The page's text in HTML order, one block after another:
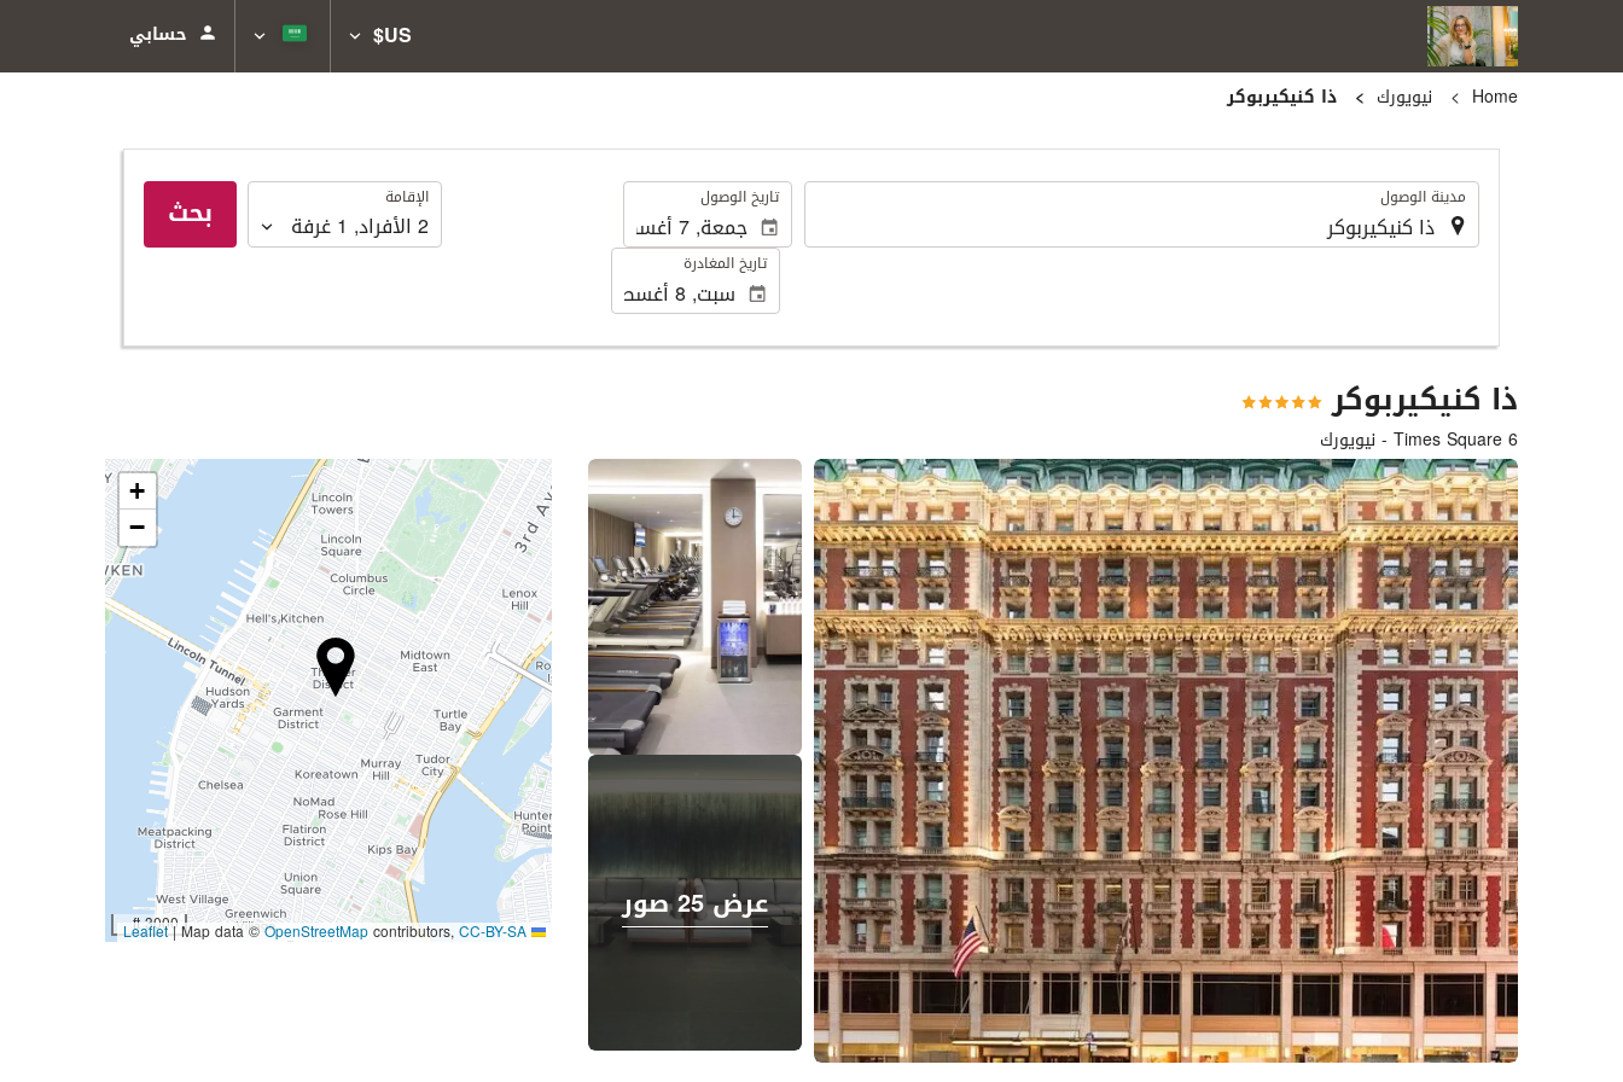
US$
حسابي
Home
نيويورك ذا كنيكيربوكر
. مدينة الوصول . تاريخ الوصول
تاريخ المغادرة
الإقامة
الإقامة
2 الأفراد,
1غرفة بحث
ذا كنيكيربوكر
6 Times Square - نيويورك
عرض 25 صور
عرض 25 صور
+
−
3000 ft
|Map data ©OpenStreetMapcontributors,CC-BY-SA